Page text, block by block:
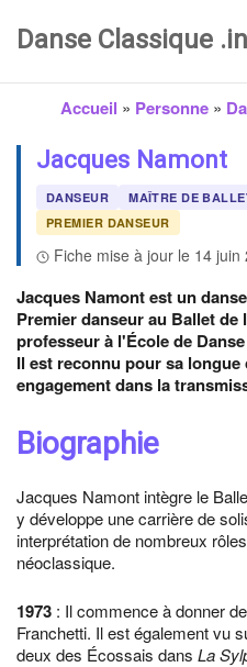
Danse Classique
Accueil » Personne »
Jacques Namont
DANSEUR MAÎTRE DE
PREMIER DANSEUR
Fiche mise à jour le 14 juin
Jacques Namont est un
Premier danseur au Ballet
professeur à l'École de
Il est reconnu pour sa
engagement dans la
Biographie
Jacques Namont intègre le
y développe une carrière de
interprétation de nombreux
néoclassique.
1973 : Il commence à donner
Franchetti. Il est également vu
deux des Écossais dans La